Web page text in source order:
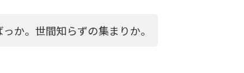
か。世間知らずの集まりか。